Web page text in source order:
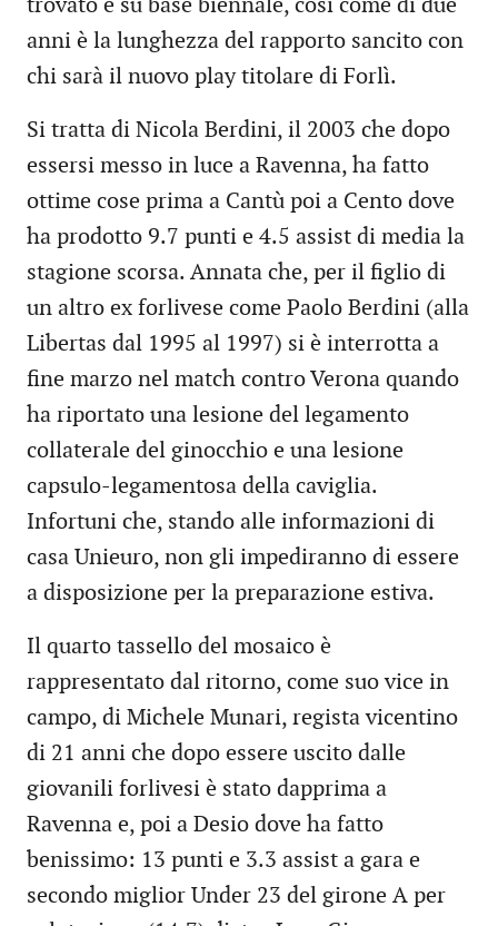
trovato e su base biennale, così come di due
anni è la lunghezza del rapporto sancito con
chi sarà il nuovo play titolare di Forlì.
Si tratta di Nicola Berdini, il 2003 che dopo
essersi messo in luce a Ravenna, ha fatto
ottime cose prima a Cantù poi a Cento dove
ha prodotto 9.7 punti e 4.5 assist di media la
stagione scorsa. Annata che, per il figlio di
un altro ex forlivese come Paolo Berdini (alla
Libertas dal 1995 al 1997) si è interrotta a
fine marzo nel match contro Verona quando
ha riportato una lesione del legamento
collaterale del ginocchio e una lesione
capsulo-legamentosa della caviglia.
Infortuni che, stando alle informazioni di
casa Unieuro, non gli impediranno di essere
a disposizione per la preparazione estiva.
Il quarto tassello del mosaico è
rappresentato dal ritorno, come suo vice in
campo, di Michele Munari, regista vicentino
di 21 anni che dopo essere uscito dalle
giovanili forlivesi è stato dapprima a
Ravenna e, poi a Desio dove ha fatto
benissimo: 13 punti e 3.3 assist a gara e
secondo miglior Under 23 del girone A per